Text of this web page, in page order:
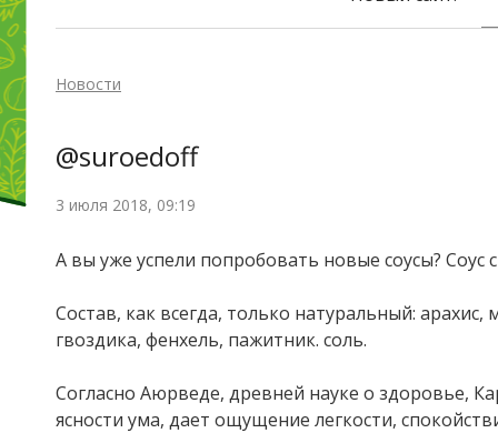
Новости
@suroedoff
3 июля 2018, 09:19
А вы уже успели попробовать новые соусы? Соус
Состав, как всегда, только натуральный:
гвоздика, фенхель, пажитник. соль.
Согласно Аюрведе, древней науке о здоровье,
ясности ума, дает ощущение легкости,